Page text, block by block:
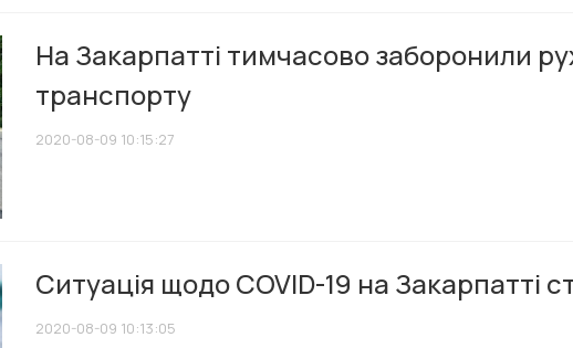
На Закарпатті тимчасово заборонили
транспорту
2020-08-09 10:15:27
Ситуація щодо COVID-19 на Закарпатті
2020-08-09 10:13:05